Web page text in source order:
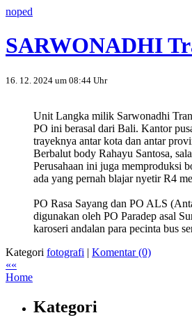
noped
SARWONADHI
16. 12. 2024 um 08:44 Uhr
Unit Langka milik Sarwonadhi
PO ini berasal dari Bali. Kantor
trayeknya antar kota dan antar
Berbalut body Rahayu Santosa,
Perusahaan ini juga memproduksi
ada yang pernah blajar nyetir R4
PO Rasa Sayang dan PO ALS
digunakan oleh PO Paradep asal
karoseri andalan para pecinta bus
Kategori fotografi | Komentar (0)
««
Home
Kategori